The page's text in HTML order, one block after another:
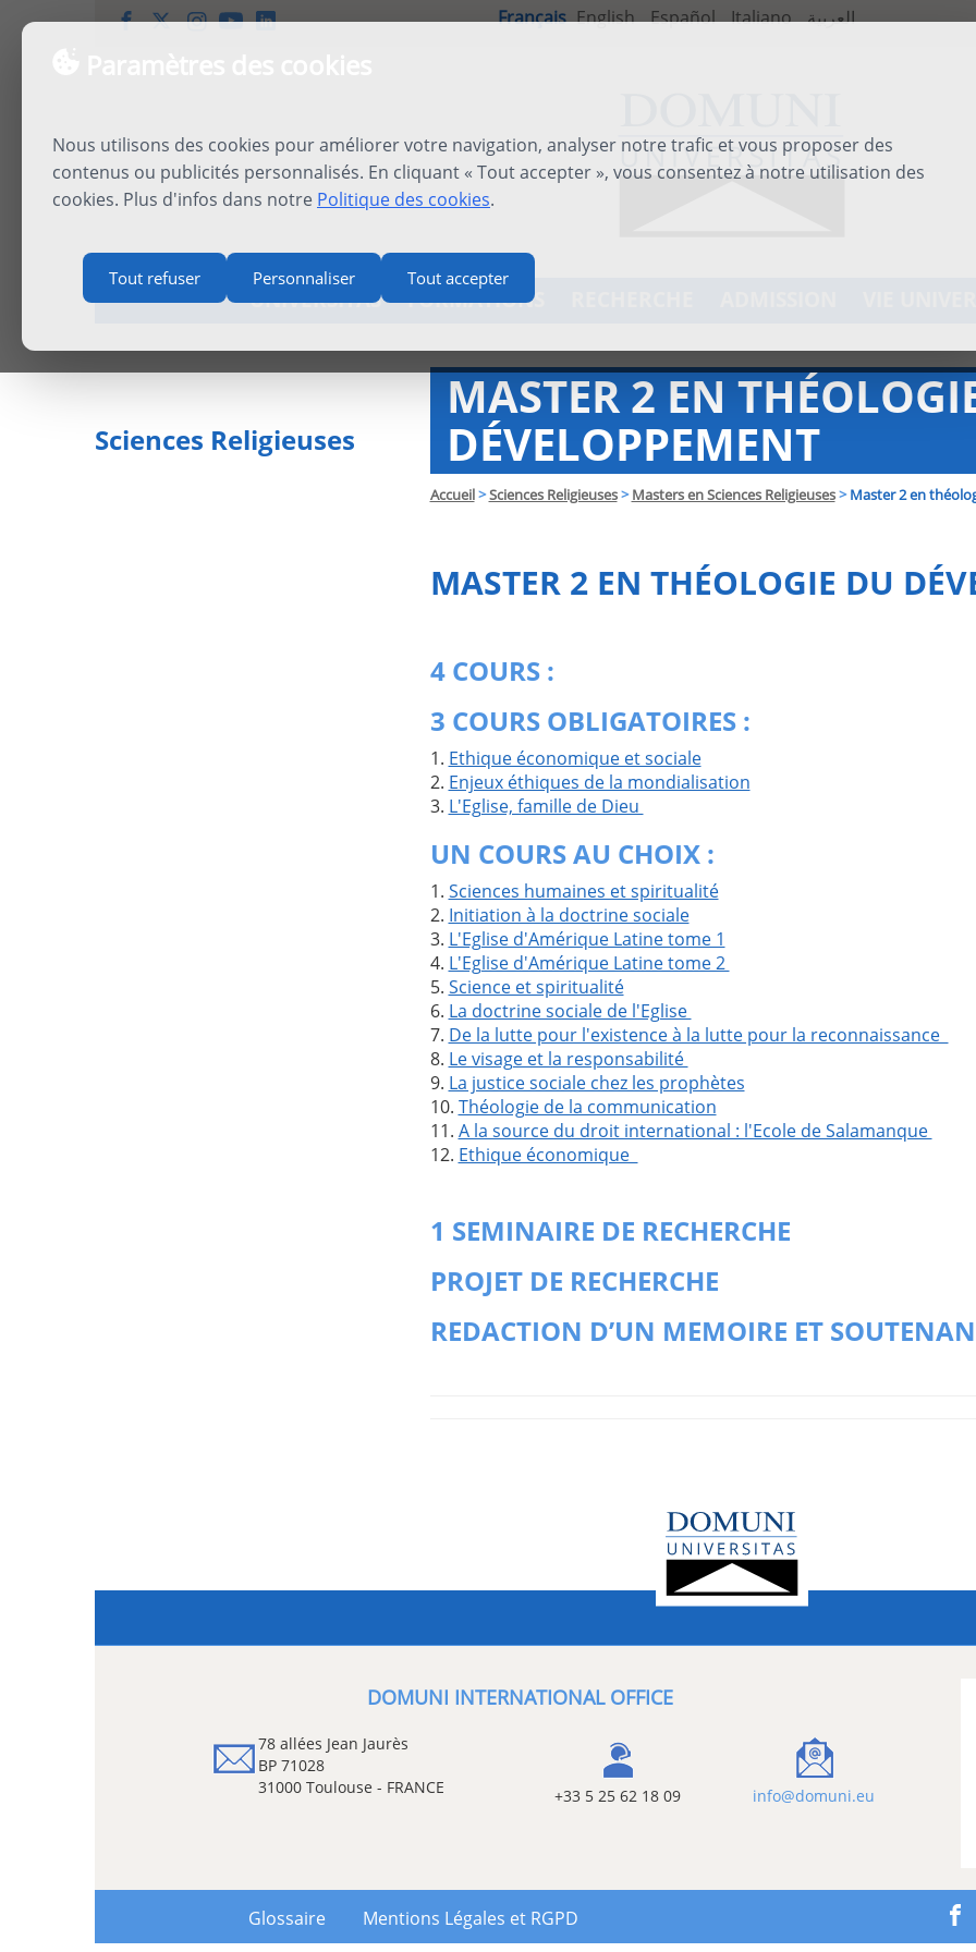
Nous utilisons des cookies pour améliorer votre navigation, analyser notre trafic et vous proposer des
contenus ou publicités personnalisés. En cliquant « Tout accepter », vous consentez à notre utilisation des
cookies. Plus d'infos dans notre Politique des cookies.
Tout refuser Personnaliser Tout accepter
Français English Español Italiano العربية
UNIVERSITAS FORMATIONS
Sciences Religieuses
MASTER 2 EN
DÉVELOPPEMENT
Accueil>Sciences Religieuses> Masters en Sciences Religieuses> Master 2 en
MASTER 2 EN THÉOLOGIE DU
4 COURS :
3 COURS OBLIGATOIRES :
1. Ethique économique et sociale
2. Enjeux éthiques de la mondialisation
3. L'Eglise, famille de Dieu
UN COURS AU CHOIX :
1. Sciences humaines et spiritualité
2. Initiation à la doctrine sociale
3. L'Eglise d'Amérique Latine tome 1
4. L'Eglise d'Amérique Latine tome 2
5. Science et spiritualité
6. La doctrine sociale de l'Eglise
7. De la lutte pour l'existence à la lutte pour la reconnaissance
8. Le visage et la responsabilité
9. La justice sociale chez les prophètes
10. Théologie de la communication
11. A la source du droit international : l'Ecole de Salamanque
12. Ethique économique
1 SEMINAIRE DE RECHERCHE
PROJET DE RECHERCHE
REDACTION D’UN MEMOIRE ET
DOMUNI INTERNATIONAL OFFICE
78 allées Jean Jaurès
BP 71028
31000 Toulouse - FRANCE
+33 5 25 62 18 09 info@domuni.eu
Glossaire Mentions Légales et RGPD